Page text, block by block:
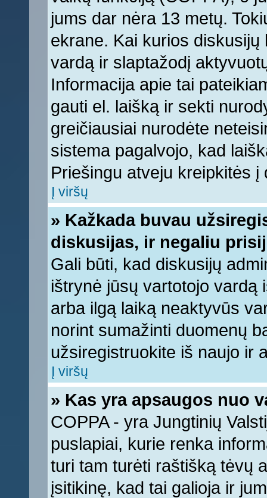
jums dar nėra 13 metų.
ekrane. Kai kurios
vardą ir slaptažodį
Informacija apie tai
gauti el. laišką ir sekti
greičiausiai nurodėte
sistema pagalvojo, kad
Priešingu atveju kreipkitės
Į viršų
» Kažkada buvau
diskusijas, ir negaliu
Gali būti, kad diskusijų
ištrynė jūsų vartotojo vardą
arba ilgą laiką neaktyvūs
norint sumažinti duomenų
užsiregistruokite iš naujo ir
Į viršų
» Kas yra apsaugos nuo
COPPA - yra Jungtinių
puslapiai, kurie renka
turi tam turėti raštišką tėvų
įsitikinę, kad tai galioja ir